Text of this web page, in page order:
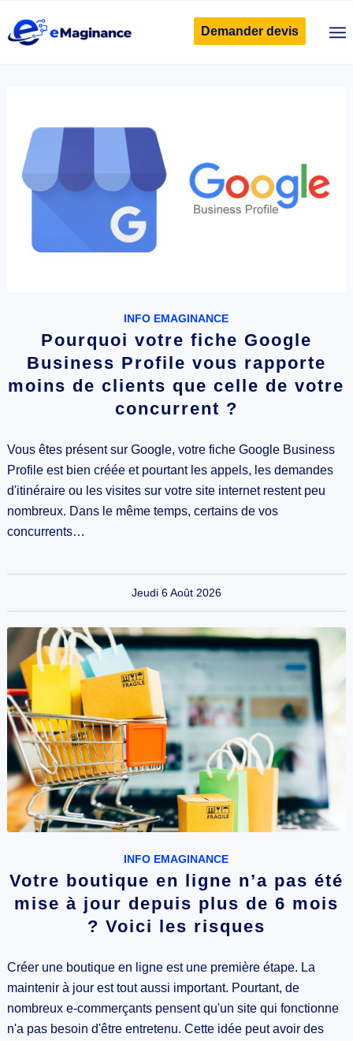
Demander devis
INFO EMAGINANCE
Pourquoi votre fiche Google
Business Profile vous rapporte
moins de clients que celle de votre
concurrent ?
Vous êtes présent sur Google, votre fiche Google Business
Profile est bien créée et pourtant les appels, les demandes
d'itinéraire ou les visites sur votre site internet restent peu
nombreux. Dans le même temps, certains de vos
concurrents…
Jeudi 6 Août 2026
INFO EMAGINANCE
Votre boutique en ligne n’a pas été
mise à jour depuis plus de 6 mois
? Voici les risques
Créer une boutique en ligne est une première étape. La
maintenir à jour est tout aussi important. Pourtant, de
nombreux e-commerçants pensent qu'un site qui fonctionne
n'a pas besoin d'être entretenu. Cette idée peut avoir des